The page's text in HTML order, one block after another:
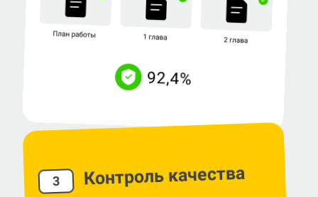
3 Контроль качества